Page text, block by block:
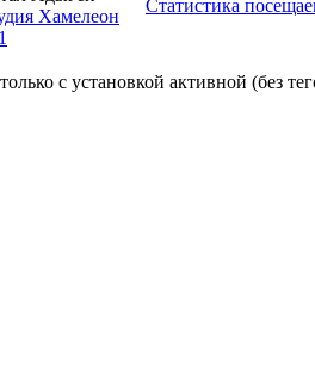
Хамелеон
Статистика
с установкой активной (без